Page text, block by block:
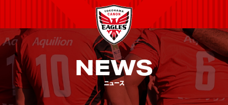
NEWS
ニュース